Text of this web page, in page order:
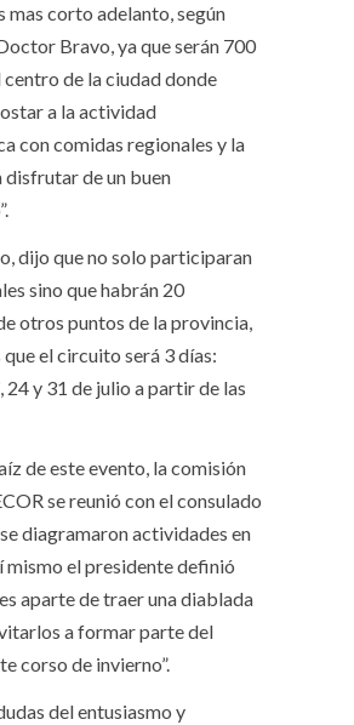
mas corto adelanto, según
Bravo, ya que serán 700
centro de la ciudad donde
a la actividad
con comidas regionales y la
disfrutar de un buen
dijo que no solo participaran
sino que habrán 20
otros puntos de la provincia,
el circuito será 3 días:
24 y 31 de julio a partir de las
de este evento, la comisión
se reunió con el consulado
diagramaron actividades en
mismo el presidente definió
aparte de traer una diablada
a formar parte del
corso de invierno”.
del entusiasmo y